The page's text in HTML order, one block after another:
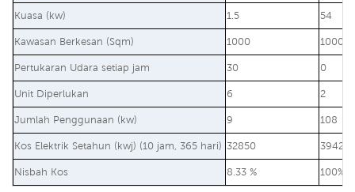
Kuasa (kw) 1.5 54
Kawasan Berkesan (Sqm) 1000 1000
Pertukaran Udara setiap jam 30 0
Unit Diperlukan 6 2
Jumlah Penggunaan (kw) 9 108
Kos Elektrik Setahun (kwj) (10 jam, 365 hari) 32850
Nisbah Kos 8.33 % 100%